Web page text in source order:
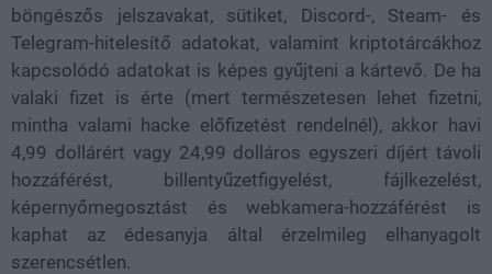
böngészős jelszavakat, sütiket, Discord-, Steam- és
Telegram-hitelesítő adatokat, valamint kriptotárcákhoz
kapcsolódó adatokat is képes gyűjteni a kártevő. De ha
valaki fizet is érte (mert természetesen lehet fizetni,
mintha valami hacke előfizetést rendelnél), akkor havi
4,99 dollárért vagy 24,99 dolláros egyszeri díjért távoli
hozzáférést, billentyűzetfigyelést, fájlkezelést,
képernyőmegosztást és webkamera-hozzáférést is
kaphat az édesanyja által érzelmileg elhanyagolt
szerencsétlen.